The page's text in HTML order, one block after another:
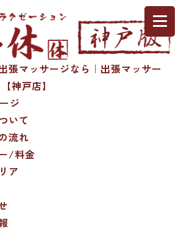
張マッサージなら｜出張マッサー
神戸店】
ジ
いて
流れ
/料金
ア